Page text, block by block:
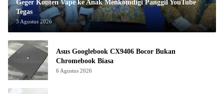
Geger Konten Vape ke Anak Menkomdigi Panggil YouTube
Tegas
3 Agustus 2026
Asus Googlebook CX9406 Bocor Bukan
Chromebook Biasa
6 Agustus 2026